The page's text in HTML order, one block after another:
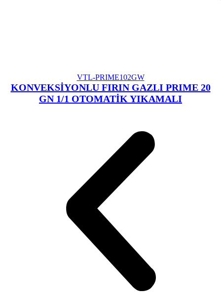
VTL-PRIME102GW
KONVEKSİYONLU FIRIN GAZLI PRIME 20
GN 1/1 OTOMATİK YIKAMALI